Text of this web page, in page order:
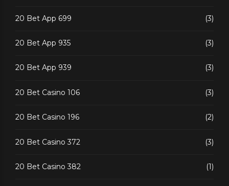
20 Bet App 699 (3)
20 Bet App 935 (3)
20 Bet App 939 (3)
20 Bet Casino 106 (3)
20 Bet Casino 196 (2)
20 Bet Casino 372 (3)
20 Bet Casino 382 (1)